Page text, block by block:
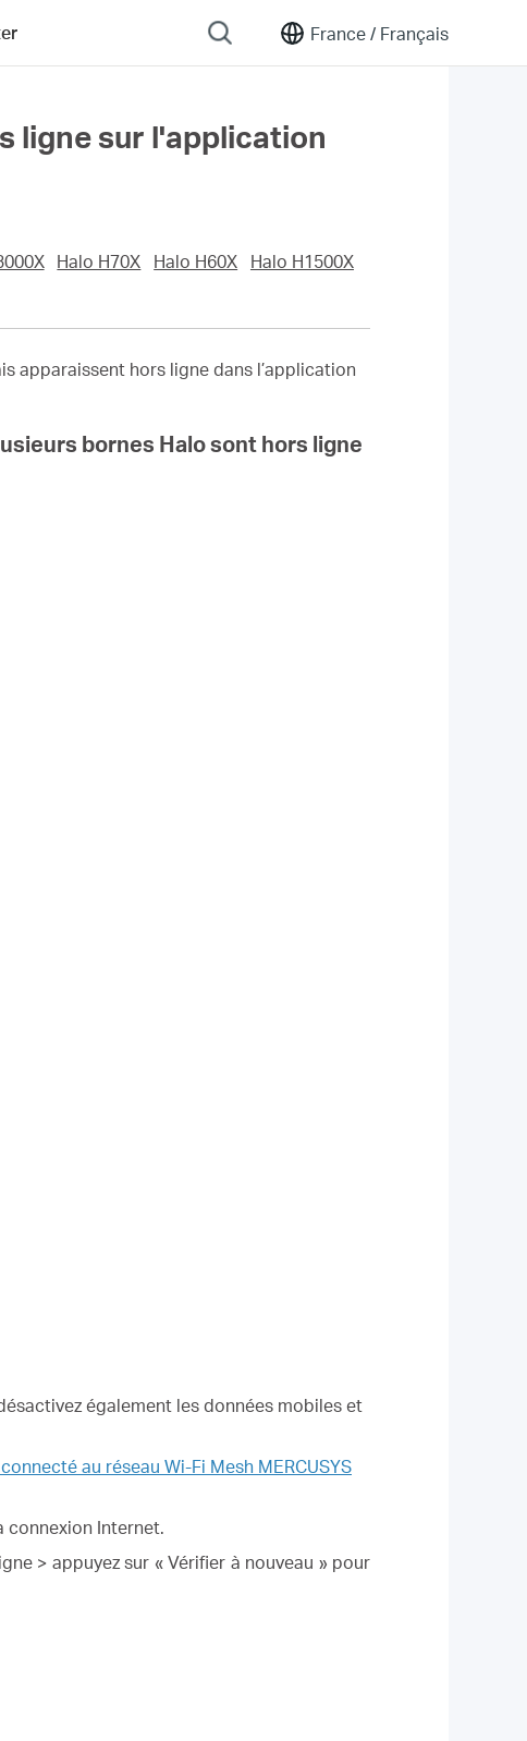
France / Français
ligne sur l'application
Halo H70X Halo H60X
Halo H1500X
apparaissent hors ligne dans l’application
bornes Halo sont hors ligne
également les données mobiles et
au réseau Wi-Fi Mesh MERCUSYS
connexion Internet.
> appuyez sur « Vérifier à nouveau » pour